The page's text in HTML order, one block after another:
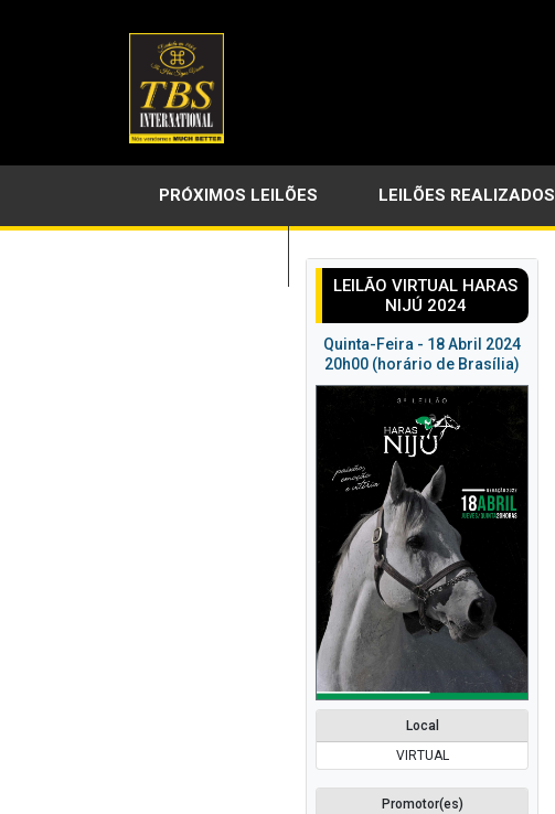
PRÓXIMOS LEILÕES LEILÕES REALIZADOS
LEILÃO VIRTUAL HARAS
NIJÚ 2024
Quinta-Feira - 18 Abril 2024
20h00 (horário de Brasília)
Local
VIRTUAL
Promotor(es)